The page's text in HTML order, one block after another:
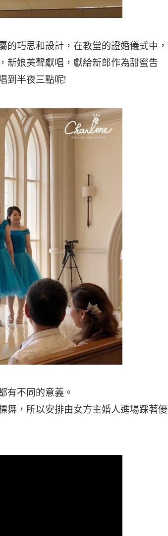
巧思和設計，在教堂的證婚儀式中，
新娘美聲獻唱，獻給新郎作為甜蜜告
到半夜三點呢!
有不同的意義。
舞，所以安排由女方主婚人進場踩著優